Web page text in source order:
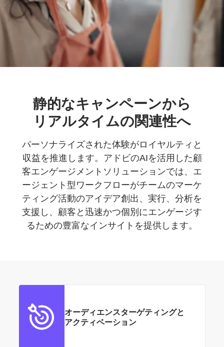
静的なキャンペーンから
リアルタイムの関連性へ
パーソナライズされた体験がロイヤルティと
収益を推進します。アドビのAIを活用した顧
客エンゲージメントソリューションでは、エ
ージェント型ワークフローがチームのマーケ
ティング活動のアイデア創出、実行、分析を
支援し、顧客と迅速かつ個別にエンゲージす
るための豊富なインサイトを提供します。
オーディエンスターゲティングと
アクティベーション